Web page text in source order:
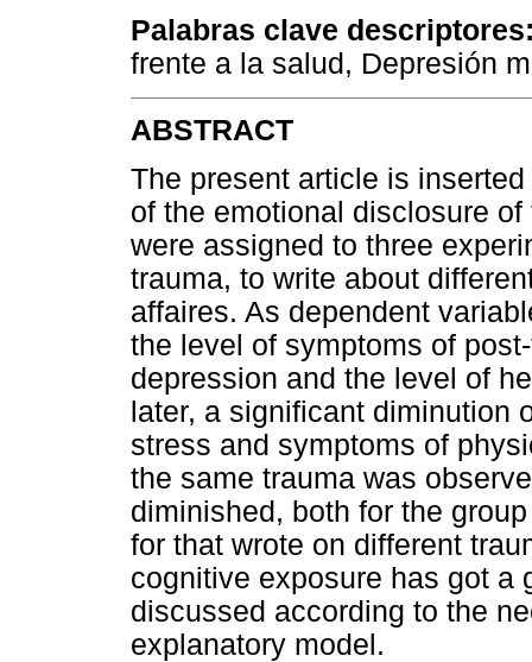
Palabras clave
frente a la salud, Depresión
ABSTRACT
The present article is
of the emotional disclosure
were assigned to three
trauma, to write about
affaires. As dependent
the level of symptoms of
depression and the level of
later, a significant diminution
stress and symptoms of
the same trauma was
diminished, both for the
for that wrote on different
cognitive exposure has got a
discussed according to the
explanatory model.